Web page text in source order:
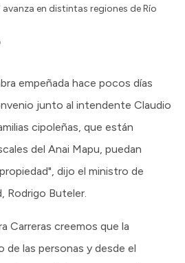
en distintas regiones de Río
empeñada hace pocos días
junto al intendente Claudio
cipoleñas, que están
del Anai Mapu, puedan
dijo el ministro de
Rodrigo Buteler.
Carreras creemos que la
de las personas y desde el